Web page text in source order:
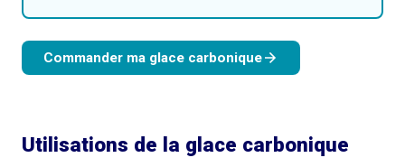
Commander ma glace carbonique
Utilisations de la glace carbonique